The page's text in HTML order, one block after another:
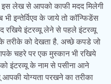
इस लेख से आपको काफी मदद मिलेगी
इन्तेर्विएव के जाये तो कॉन्फिडेंस
रखिये इंटरव्यू लेने से पहले इंटरव्यू
को देखता है, अच्छे कपडे जो
चहरे पर एक मुस्कान भी रखिये
इंटरव्यू के नाम से पसीना आने
योग्यता परखने का तरीका